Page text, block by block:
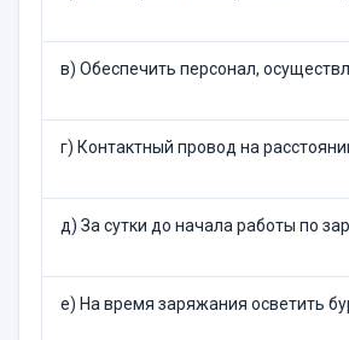
в) Обеспечить персонал,
г) Контактный провод на
д) За сутки до начала работы по
е) На время заряжания осветить